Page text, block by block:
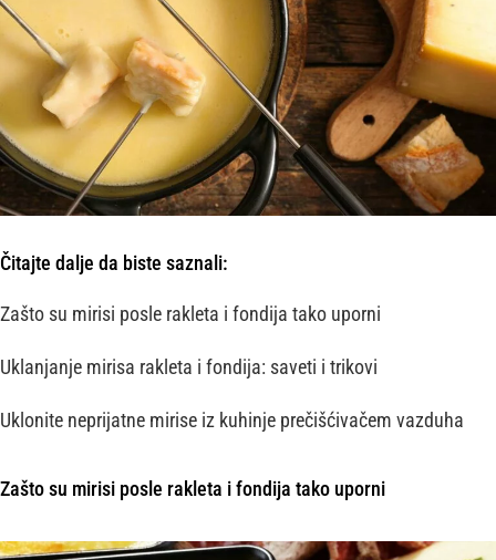
Čitajte dalje da biste saznali:
Zašto su mirisi posle rakleta i fondija tako uporni
Uklanjanje mirisa rakleta i fondija: saveti i trikovi
Uklonite neprijatne mirise iz kuhinje prečišćivačem vazduha
Zašto su mirisi posle rakleta i fondija tako uporni